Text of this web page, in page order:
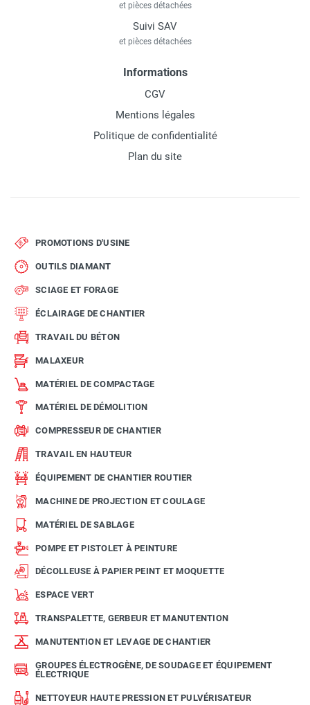
et pièces détachées
Suivi SAV
et pièces détachées
Informations
CGV
Mentions légales
Politique de confidentialité
Plan du site
PROMOTIONS D'USINE
OUTILS DIAMANT
SCIAGE ET FORAGE
ÉCLAIRAGE DE CHANTIER
TRAVAIL DU BÉTON
MALAXEUR
MATÉRIEL DE COMPACTAGE
MATÉRIEL DE DÉMOLITION
COMPRESSEUR DE CHANTIER
TRAVAIL EN HAUTEUR
ÉQUIPEMENT DE CHANTIER ROUTIER
MACHINE DE PROJECTION ET COULAGE
MATÉRIEL DE SABLAGE
POMPE ET PISTOLET À PEINTURE
DÉCOLLEUSE À PAPIER PEINT ET MOQUETTE
ESPACE VERT
TRANSPALETTE, GERBEUR ET MANUTENTION
MANUTENTION ET LEVAGE DE CHANTIER
GROUPES ÉLECTROGÈNE, DE SOUDAGE ET ÉQUIPEMENT
ÉLECTRIQUE
NETTOYEUR HAUTE PRESSION ET PULVÉRISATEUR